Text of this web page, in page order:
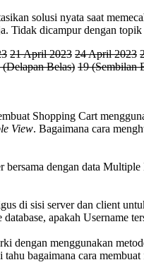
solusi nyata saat
Tidak dicampur dengan
21 April 2023 24 April 2023
(Delapan Belas) 19 (Sembilan
Shopping Cart
View. Bagaimana cara
dengan data
di sisi server dan client
apakah Username
dengan menggunakan
bagaimana cara